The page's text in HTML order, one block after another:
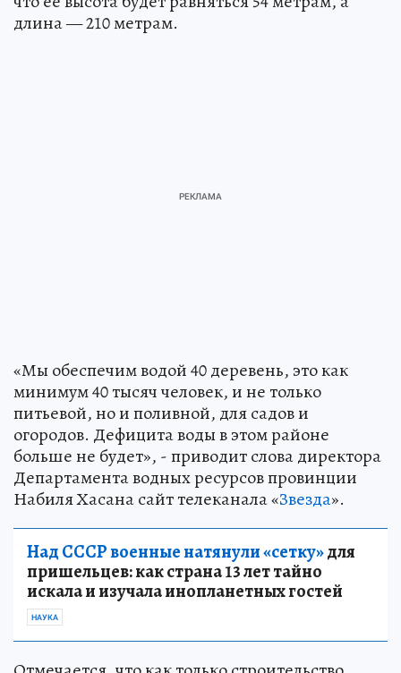
длина — 210 метрам.
«Мы обеспечим водой 40 деревень, это как
минимум 40 тысяч человек, и не только
питьевой, но и поливной, для садов и
огородов. Дефицита воды в этом районе
больше не будет», - приводит слова директора
Департамента водных ресурсов провинции
Набиля Хасана сайт телеканала «Звезда».
Над СССР военные натянули «сетку»для
пришельцев: как страна 13 лет тайно
искала и изучала инопланетных гостей
НАУКА